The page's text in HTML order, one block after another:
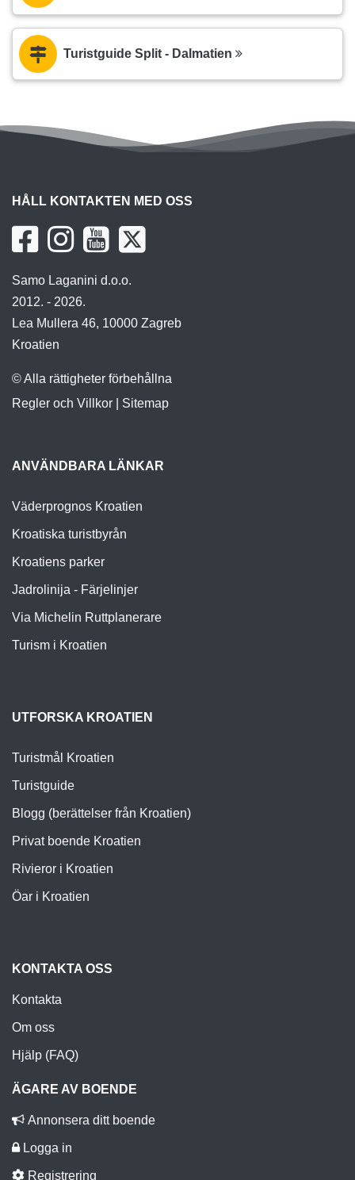
Turistguide Split - Dalmatien
HÅLL KONTAKTEN MED OSS
Samo Laganini d.o.o.
2012. - 2026.
Lea Mullera 46, 10000 Zagreb
Kroatien
© Alla rättigheter förbehållna
Regler och Villkor
Sitemap
ANVÄNDBARA LÄNKAR
Väderprognos Kroatien
Kroatiska turistbyrån
Kroatiens parker
Jadrolinija - Färjelinjer
Via Michelin Ruttplanerare
Turism i Kroatien
UTFORSKA KROATIEN
Turistmål Kroatien
Turistguide
Blogg (berättelser från Kroatien)
Privat boende Kroatien
Rivieror i Kroatien
Öar i Kroatien
KONTAKTA OSS
Kontakta
Om oss
Hjälp (FAQ)
ÄGARE AV BOENDE
Annonsera ditt boende
Logga in
Registrering